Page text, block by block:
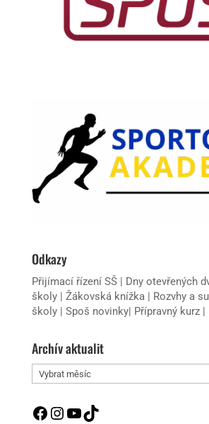
Odkazy
Přijímací řízení SŠ| Dny otevřených
školy| Žákovská knížka| Rozvhy a
školy
Spoš novinky| Přípravný kurz|
Archív aktualit
Archív
aktualit
Facebook
Instagram
YouTube
TikTok